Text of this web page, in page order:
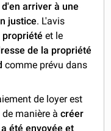
arriver à une
justice. L'avis
et le
de la propriété
comme prévu dans
de loyer est
de manière àcréer
été envoyée et